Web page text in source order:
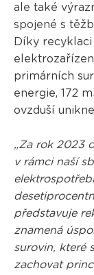
ale také
spojené s
Díky
primárních
energie, 172
ovzduší
„Za rok 2023
v rámci naší
představuje
znamená
surovin, které
zachovat